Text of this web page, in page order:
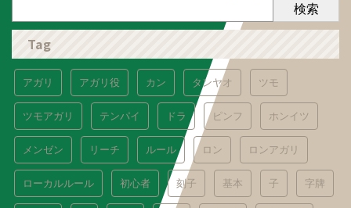
検索
Tag
アガリ アガリ役 カン タンヤオ ツモ
ツモアガリ テンパイ ドラ ピンフ ホンイツ
メンゼン リーチ ルール ロン ロンアガリ
ローカルルール 初心者 刻子 基本 子 字牌